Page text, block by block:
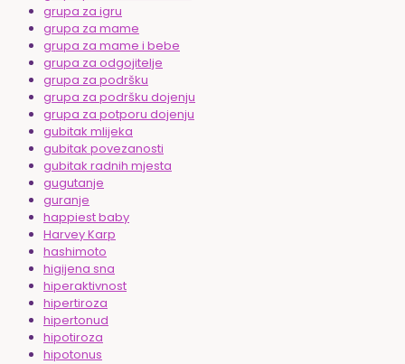
grupa za igru
grupa za mame
grupa za mame i bebe
grupa za odgojitelje
grupa za podršku
grupa za podršku dojenju
grupa za potporu dojenju
gubitak mlijeka
gubitak povezanosti
gubitak radnih mjesta
gugutanje
guranje
happiest baby
Harvey Karp
hashimoto
higijena sna
hiperaktivnost
hipertiroza
hipertonud
hipotiroza
hipotonus